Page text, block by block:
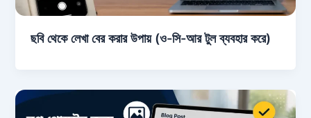
ছবি থেকে লেখা বের করার উপায় (ও-সি-আর টুল ব্যবহার করে)